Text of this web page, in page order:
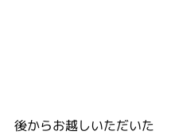
後からお越しいただいた